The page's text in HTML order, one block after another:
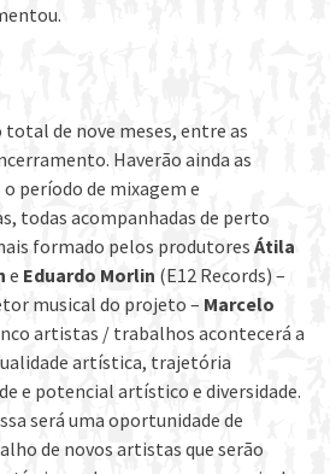
de nove meses, entre as
Haverão ainda as
período de mixagem e
todas acompanhadas de perto
formado pelos produtores Átila
e Eduardo Morlin (E12 Records) –
musical do projeto – Marcelo
artistas / trabalhos acontecerá a
artística, trajetória
e potencial artístico e diversidade.
será uma oportunidade de
de novos artistas que serão